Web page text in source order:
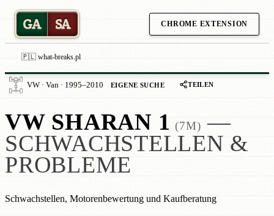
GA SA CHROME EXTENSION
🇵🇱 what-breaks.pl
VW · Van · 1995–2010 EIGENE SUCHE TEILEN
VW SHARAN 1 (7M) —
SCHWACHSTELLEN &
PROBLEME
Schwachstellen, Motorenbewertung und Kaufberatung